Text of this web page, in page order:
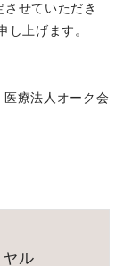
）料金改定の
せていただき
し上げます。
医療法人オーク会
ル